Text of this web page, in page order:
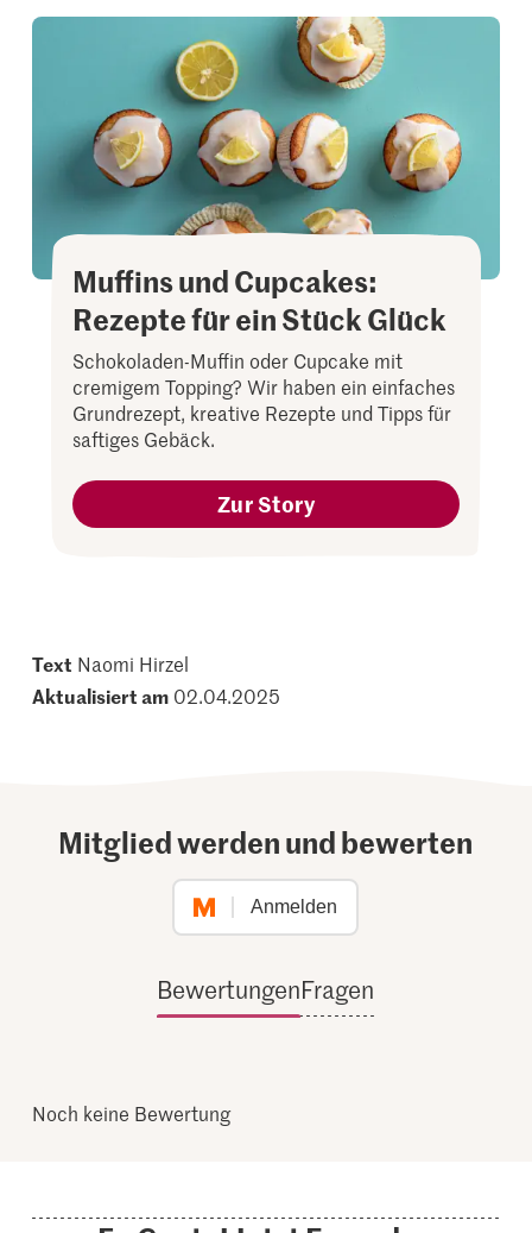
Muffins und Cupcakes:
Rezepte für ein Stück Glück
Schokoladen-Muffin oder Cupcake mit
cremigem Topping? Wir haben ein einfaches
Grundrezept, kreative Rezepte und Tipps für
saftiges Gebäck.
Zur Story
Text Naomi Hirzel
Aktualisiert am 02.04.2025
Mitglied werden und bewerten
Anmelden
BewertungenFragen
Noch keine Bewertung